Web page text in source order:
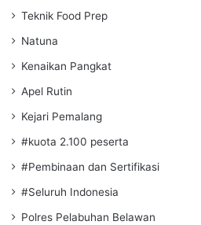
Teknik Food Prep
Natuna
Kenaikan Pangkat
Apel Rutin
Kejari Pemalang
#kuota 2.100 peserta
#Pembinaan dan Sertifikasi
#Seluruh Indonesia
Polres Pelabuhan Belawan